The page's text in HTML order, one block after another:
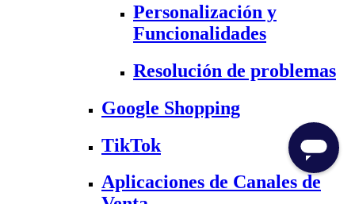
Personalización y
Funcionalidades
Resolución de problemas
Google Shopping
TikTok
Aplicaciones de Canales de